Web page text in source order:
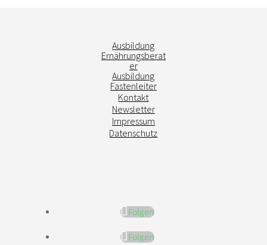
Ausbildung
Ernährungsberat
er
Ausbildung
Fastenleiter
Kontakt
Newsletter
Impressum
Datenschutz
Folgen
Folgen